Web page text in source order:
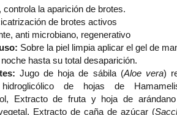
controla la aparición de brotes.
de brotes activos
anti microbiano, regenerativo
Sobre la piel limpia aplicar el gel de
hasta su total desaparición.
Jugo de hoja de sábila (Aloe vera)
hidroglicólico de hojas de
Extracto de fruta y hoja de
Extracto de caña de azúcar (